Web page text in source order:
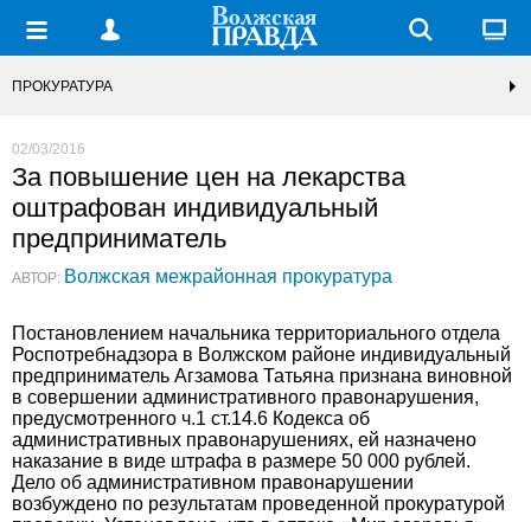
ПРОКУРАТУРА
02/03/2016
За повышение цен на лекарства
оштрафован индивидуальный
предприниматель
АВТОР: Волжская межрайонная прокуратура
Постановлением начальника территориального отдела
Роспотребнадзора в Волжском районе индивидуальный
предприниматель Агзамова Татьяна признана виновной
в совершении административного правонарушения,
предусмотренного ч.1 ст.14.6 Кодекса об
административных правонарушениях, ей назначено
наказание в виде штрафа в размере 50 000 рублей.
Дело об административном правонарушении
возбуждено по результатам проведенной прокуратурой